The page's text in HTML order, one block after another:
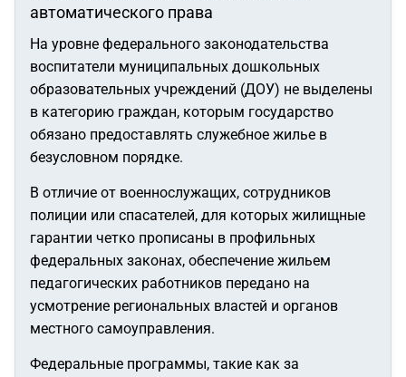
автоматического права
На уровне федерального законодательства
воспитатели муниципальных дошкольных
образовательных учреждений (ДОУ) не выделены
в категорию граждан, которым государство
обязано предоставлять служебное жилье в
безусловном порядке.
В отличие от военнослужащих, сотрудников
полиции или спасателей, для которых жилищные
гарантии четко прописаны в профильных
федеральных законах, обеспечение жильем
педагогических работников передано на
усмотрение региональных властей и органов
местного самоуправления.
Федеральные программы, такие как за